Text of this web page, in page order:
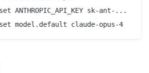
ANTHROPIC_API_KEY sk-ant-...
model.default claude-opus-4